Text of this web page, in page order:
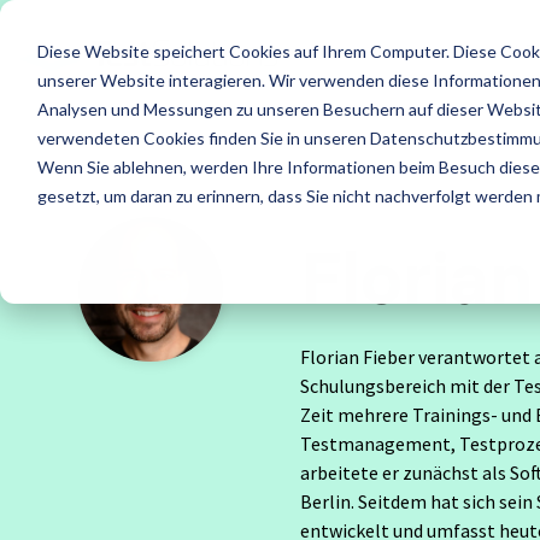
Diese Website speichert Cookies auf Ihrem Computer. Diese
unserer Website interagieren. Wir verwenden diese
Analysen und Messungen zu unseren Besuchern auf dieser
verwendeten Cookies finden Sie in unseren
Wenn Sie ablehnen, werden Ihre Informationen beim Besuch
gesetzt, um daran zu erinnern, dass Sie nicht nachverfolgt werden
Skip
main
content.Leistungen
Alle anzeigen
Agiles Testen
Test
ISTQB Certified Tester
AI Testing
IREB Certified
for Requirements
Engineering
RE@Agile Primer
Florian Fieber verantwortet
Schulungsbereich mit der
Zeit mehrere Trainings-
Testmanagement,
arbeitete er zunächst als
Berlin. Seitdem hat sich
entwickelt und umfasst